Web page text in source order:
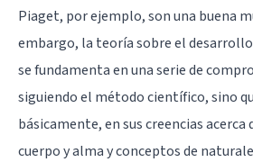
Piaget, por ejemplo, son una buena
embargo, la teoría sobre el
se fundamenta en una serie de
siguiendo el método científico, sino
básicamente, en sus creencias
cuerpo y alma y conceptos de